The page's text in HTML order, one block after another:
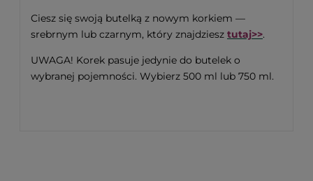
Ciesz się swoją butelką z nowym korkiem —
srebrnym lub czarnym, który znajdziesz tutaj>>.
UWAGA! Korek pasuje jedynie do butelek o
wybranej pojemności. Wybierz 500 ml lub 750 ml.